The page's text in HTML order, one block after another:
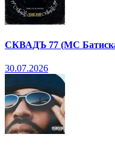
СКВАДЪ 77 (МС
30.07.2026